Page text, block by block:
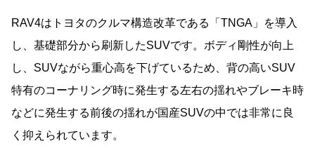
RAV4はトヨタのクルマ構造改革である「TNGA」を導入
し、基礎部分から刷新したSUVです。ボディ剛性が向上
し、SUVながら重心高を下げているため、背の高いSUV
特有のコーナリング時に発生する左右の揺れやブレーキ時
などに発生する前後の揺れが国産SUVの中では非常に良
く抑えられています。